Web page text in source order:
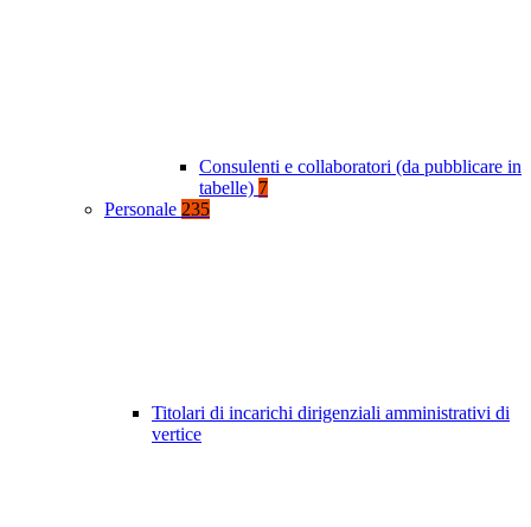
Consulenti e collaboratori (da pubblicare in
tabelle) 7
Personale 235
Titolari di incarichi dirigenziali amministrativi di
vertice